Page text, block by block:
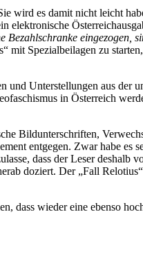
wird es damit nicht leicht
elektronische
Bezahlschranke eingezogen,
mit Spezialbeilagen zu
Unterstellungen aus der
in Österreich
Bildunterschriften,
entgegen. Zwar habe es
dass der Leser deshalb
doziert. Der „Fall
dass wieder eine ebenso